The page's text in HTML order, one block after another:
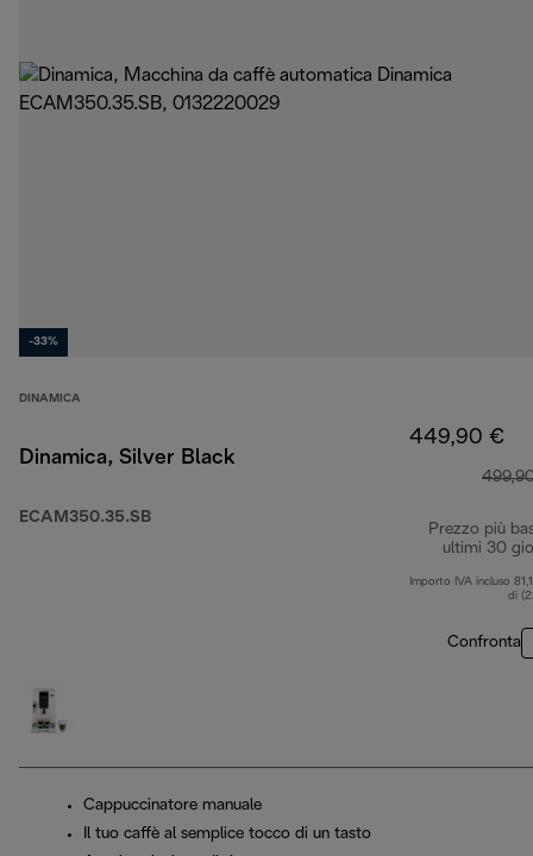
-33%
DINAMICA
Dinamica, Silver Black
ECAM350.35.SB
449,90 €
Prezzo più
ultimi 30
Importo IVA incluso
di
Confronta
Cappuccinatore manuale
Il tuo caffè al semplice tocco di un tasto